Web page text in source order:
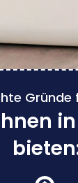
Gründe